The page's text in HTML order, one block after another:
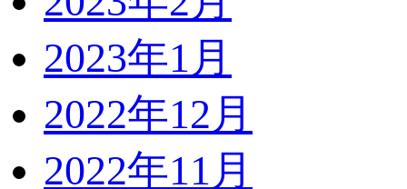
2023年1月
2022年12月
2022年11月